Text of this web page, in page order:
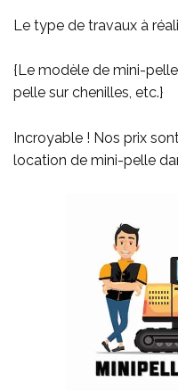
Le type de travaux à
{Le modèle de mini-
pelle sur chenilles, etc.}
Incroyable ! Nos prix
location de mini-pelle